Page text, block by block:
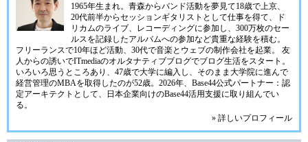
1965年生まれ。青森からバンド活動を夢見て18歳で上京、
20代前半からセッションギタリストとして仕事を得て、ド
リカムのライブ、レコーディングに参加し、300万枚のセー
ルスを記録したアルバムへの参加など貴重な経験を積む。
フリーランスで10年ほど活動、30代で音楽とウェブの制作会社を起業。 友
人からの誘いでITmediaのオルタナティブブログでブログ生活をスタート。
いろいろ思うところあり、47歳で大学に編入し、そのまま大学院に進んで
経営管理のMBAを取得したのが52歳。2026年、Base44公式パートナー：認
定アーキテクトとして、日本企業向けのBase44活用支援に取り組んでい
る。
» 詳しいプロフィール